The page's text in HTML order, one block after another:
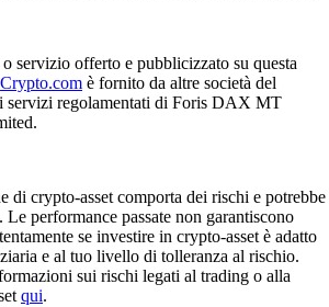
servizio offerto e pubblicizzato su questa
Crypto.com è fornito da altre società del
servizi regolamentati di Foris DAX MT
di crypto-asset comporta dei rischi e potrebbe
Le performance passate non garantiscono
se investire in crypto-asset è adatto
e al tuo livello di tolleranza al rischio.
sui rischi legati al trading o alla
qui.